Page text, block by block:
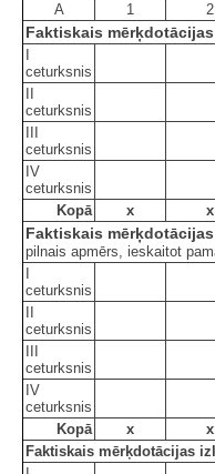
A 1 2
Faktiskais
ceturksnis
ceturksnis
ceturksnis
IV
ceturksnis
Kopā
x x
Faktiskais
pilnais apmērs, ieskaitot
ceturksnis
ceturksnis
ceturksnis
IV
ceturksnis
Kopā
x x
Faktiskais mērķdotācijas